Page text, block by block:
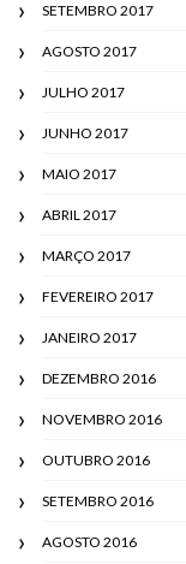
SETEMBRO 2017
AGOSTO 2017
JULHO 2017
JUNHO 2017
MAIO 2017
ABRIL 2017
MARÇO 2017
FEVEREIRO 2017
JANEIRO 2017
DEZEMBRO 2016
NOVEMBRO 2016
OUTUBRO 2016
SETEMBRO 2016
AGOSTO 2016